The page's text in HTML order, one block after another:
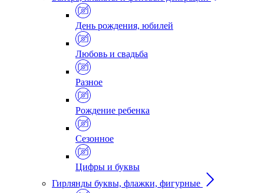
День рождения, юбилей
Любовь и свадьба
Разное
Рождение ребенка
Сезонное
Цифры и буквы
Гирлянды буквы, флажки, фигурные